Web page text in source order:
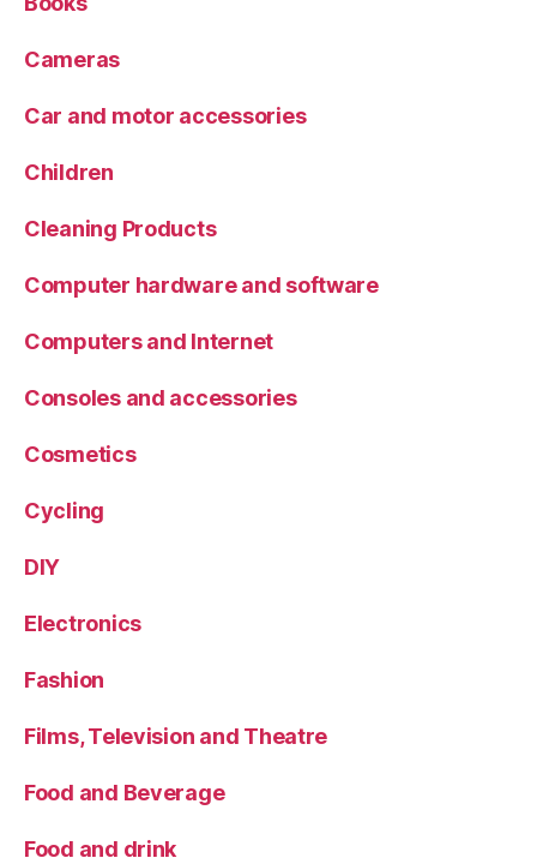
Cameras
Car and motor accessories
Children
Cleaning Products
Computer hardware and software
Computers and Internet
Consoles and accessories
Cosmetics
Cycling
DIY
Electronics
Fashion
Films, Television and Theatre
Food and Beverage
Food and drink